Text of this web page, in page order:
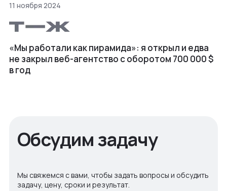
11 ноября 2024
«Мы работали как пирамида»: я открыл и едва
не закрыл веб⁠-⁠агентство с оборотом 700 000 $
в год
Обсудим задачу
Мы свяжемся с вами, чтобы задать вопросы и обсудить
задачу, цену, сроки и результат.